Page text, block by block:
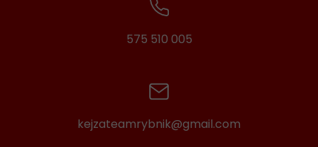
kejzateamrybnik@gmail.com
575 510 005